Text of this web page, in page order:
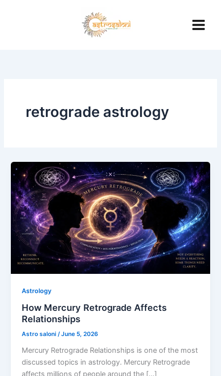
retrograde astrology
Astrology
How Mercury Retrograde Affects
Relationships
Astro saloni/June 5, 2026
Mercury Retrograde Relationships is one of the most
discussed topics in astrology. Mercury Retrograde
affects millions of people around the […]